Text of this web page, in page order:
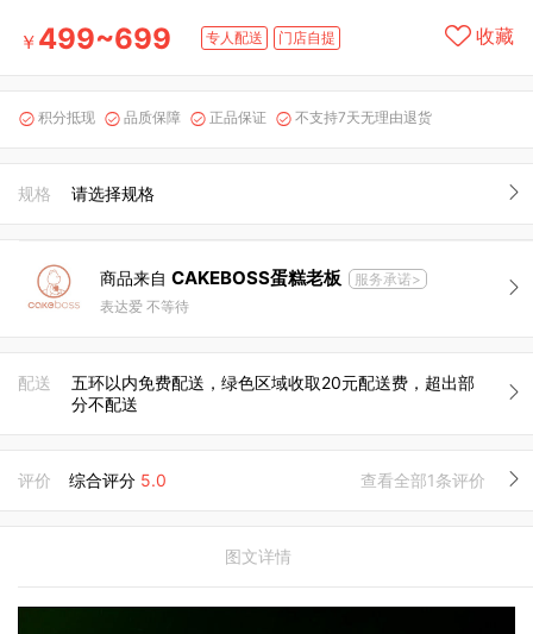
￥ 499~699 专人配送 门店自提 收藏
 积分抵现  品质保障  正品保证  不支持7天无理由退货
规格 请选择规格
商品来自 CAKEBOSS蛋糕老板
服务承诺>
表达爱 不等待
配送
五环以内免费配送，绿色区域收取20元配送费，超出部
分不配送
评价 综合评分 5.0 查看全部1条评价
图文详情